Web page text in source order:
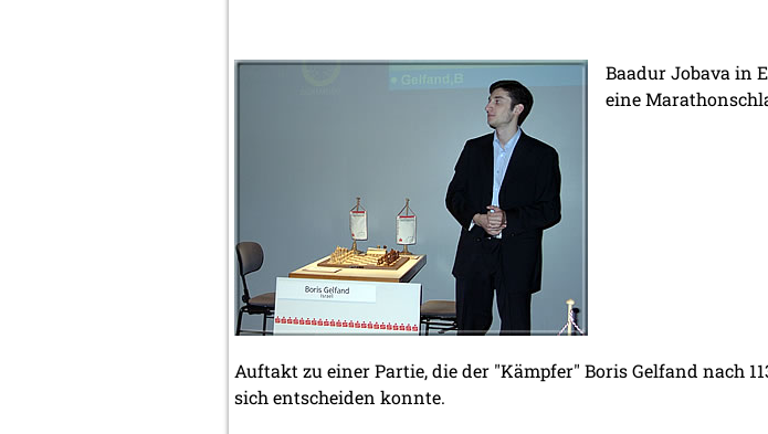
Baadur Jobava in
eine
Auftakt zu einer Partie, die der "Kämpfer" Boris Gelfand nach
sich entscheiden konnte.